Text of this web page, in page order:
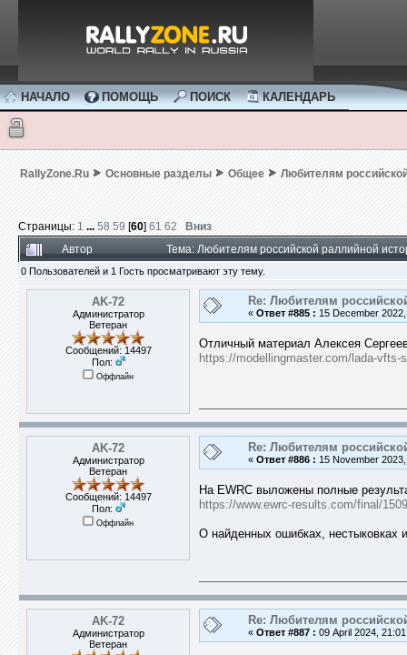
НАЧАЛО ПОМОЩЬ ПОИСК КАЛЕНДАРЬ
RallyZone.Ru Основные разделы Общее Любителям
Страницы: 1 ... 58 59 [60] 61 62
Вниз
Автор
Тема: Любителям российской раллийной
0 Пользователей и 1 Гость просматривают эту тему.
AK-72
Администратор
Ветеран
Сообщений: 14497
Пол:
Оффлайн
Re: Любителям
« Ответ #885 : 15 December
Отличный материал Алексея
https://modellingmaster.com/lada-vfts-
AK-72
Администратор
Ветеран
Сообщений: 14497
Пол:
Оффлайн
Re: Любителям
« Ответ #886 : 15 November
На EWRC выложены полные
https://www.ewrc-results.com/final/
О найденных ошибках, нестыковках
AK-72
Администратор
Ветеран
Re: Любителям
« Ответ #887 : 09 April 2024,